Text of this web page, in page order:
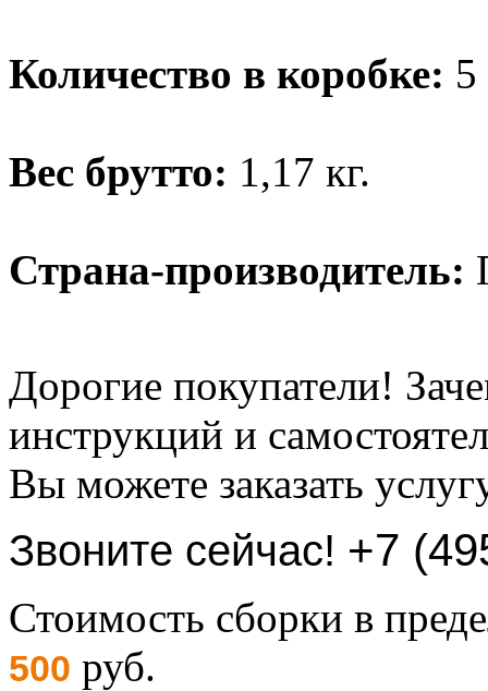
Количество в коробке:
Вес брутто: 1,17 кг.
Страна-производитель:
Дорогие покупатели!
инструкций и
Вы можете заказать
Звоните сейчас! +7
Стоимость сборки в
500 руб.